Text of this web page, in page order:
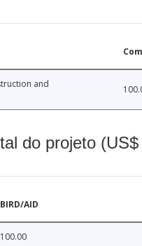
and
do projeto
BIRD/AID
100.00